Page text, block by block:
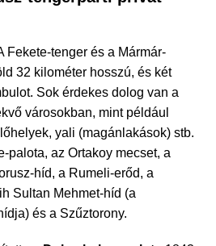
Fekete-tenger és a Mármár-
32 kilométer hosszú, és két
Sok érdekes dolog van a
városokban, mint például
yali (magánlakások) stb.
palota, az Ortakoy mecset, a
híd, a Rumeli-erőd, a
Sultan Mehmet-híd (a
és a Szűztorony.